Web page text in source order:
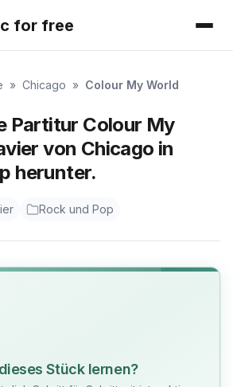
for free
» Chicago » Colour My World
Partitur Colour My
von Chicago in
herunter.
Rock und Pop
Stück lernen?